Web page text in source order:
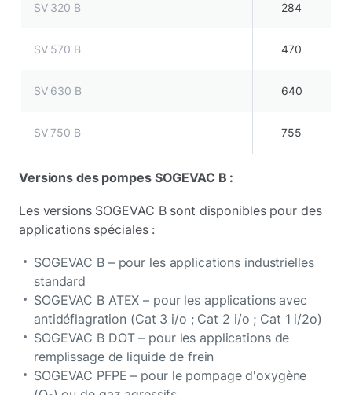
SV 320 B 284
SV 570 B 470
SV 630 B 640
SV 750 B 755
Versions des pompes SOGEVAC B :
Les versions SOGEVAC B sont disponibles pour des
applications spéciales :
SOGEVAC B – pour les applications industrielles
standard
SOGEVAC B ATEX – pour les applications avec
antidéflagration (Cat 3 i/o ; Cat 2 i/o ; Cat 1 i/2o)
SOGEVAC B DOT – pour les applications de
remplissage de liquide de frein
SOGEVAC PFPE – pour le pompage d'oxygène